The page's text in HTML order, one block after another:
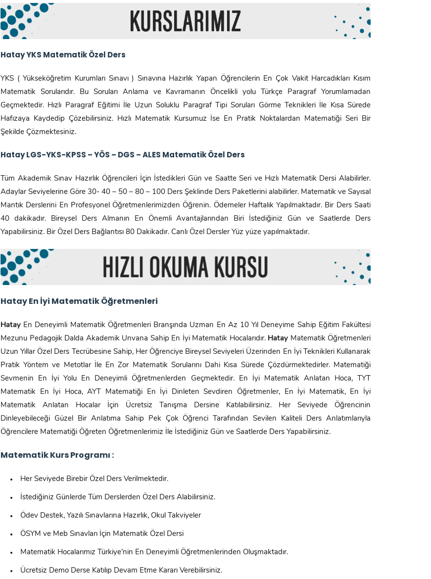
Hatay YKS Matematik Özel Ders
YKS ( Yükseköğretim Kurumları Sınavı ) Sınavına Hazırlık Yapan Öğrencilerin En Çok Vakit Harcadıkları Kısım
Matematik Sorularıdır. Bu Soruları Anlama ve Kavramanın Öncelikli yolu Türkçe Paragraf Yorumlamadan
Geçmektedir. Hızlı Paragraf Eğitimi İle Uzun Soluklu Paragraf Tipi Soruları Görme Teknikleri İle Kısa Sürede
Hafızaya Kaydedip Çözebilirsiniz. Hızlı Matematik Kursumuz İse En Pratik Noktalardan Matematiği Seri Bir
Şekilde Çözmektesiniz.
Hatay LGS-YKS-KPSS – YÖS – DGS – ALES Matematik Özel Ders
Tüm Akademik Sınav Hazırlık Öğrencileri İçin İstedikleri Gün ve Saatte Seri ve Hızlı Matematik Dersi Alabilirler.
Adaylar Seviyelerine Göre 30- 40 – 50 – 80 – 100 Ders Şeklinde Ders Paketlerini alabilirler. Matematik ve Sayısal
Mantık Derslerini En Profesyonel Öğretmenlerimizden Öğrenin. Ödemeler Haftalık Yapılmaktadır. Bir Ders Saati
40 dakikadır. Bireysel Ders Almanın En Önemli Avantajlarından Biri İstediğiniz Gün ve Saatlerde Ders
Yapabilirsiniz. Bir Özel Ders Bağlantısı 80 Dakikadır. Canlı Özel Dersler Yüz yüze yapılmaktadır.
Hatay En İyi Matematik Öğretmenleri
Hatay En Deneyimli Matematik Öğretmenleri Branşında Uzman En Az 10 Yıl Deneyime Sahip Eğitim Fakültesi
Mezunu Pedagojik Dalda Akademik Unvana Sahip En İyi Matematik Hocalarıdır. Hatay Matematik Öğretmenleri
Uzun Yıllar Özel Ders Tecrübesine Sahip, Her Öğrenciye Bireysel Seviyeleri Üzerinden En İyi Teknikleri Kullanarak
Pratik Yöntem ve Metotlar İle En Zor Matematik Sorularını Dahi Kısa Sürede Çözdürmektedirler. Matematiği
Sevmenin En İyi Yolu En Deneyimli Öğretmenlerden Geçmektedir. En İyi Matematik Anlatan Hoca, TYT
Matematik En İyi Hoca, AYT Matematiği En İyi Dinleten Sevdiren Öğretmenler, En İyi Matematik, En İyi
Matematik Anlatan Hocalar İçin Ücretsiz Tanışma Dersine Katılabilirsiniz. Her Seviyede Öğrencinin
Dinleyebileceği Güzel Bir Anlatıma Sahip Pek Çok Öğrenci Tarafından Sevilen Kaliteli Ders Anlatımlarıyla
Öğrencilere Matematiği Öğreten Öğretmenlerimiz İle İstediğiniz Gün ve Saatlerde Ders Yapabilirsiniz.
Matematik Kurs Programı :
Her Seviyede Birebir Özel Ders Verilmektedir.
İstediğiniz Günlerde Tüm Derslerden Özel Ders Alabilirsiniz.
Ödev Destek, Yazılı Sınavlarına Hazırlık, Okul Takviyeler
ÖSYM ve Meb Sınavları İçin Matematik Özel Dersi
Matematik Hocalarımız Türkiye’nin En Deneyimli Öğretmenlerinden Oluşmaktadır.
Ücretsiz Demo Derse Katılıp Devam Etme Kararı Verebilirsiniz.